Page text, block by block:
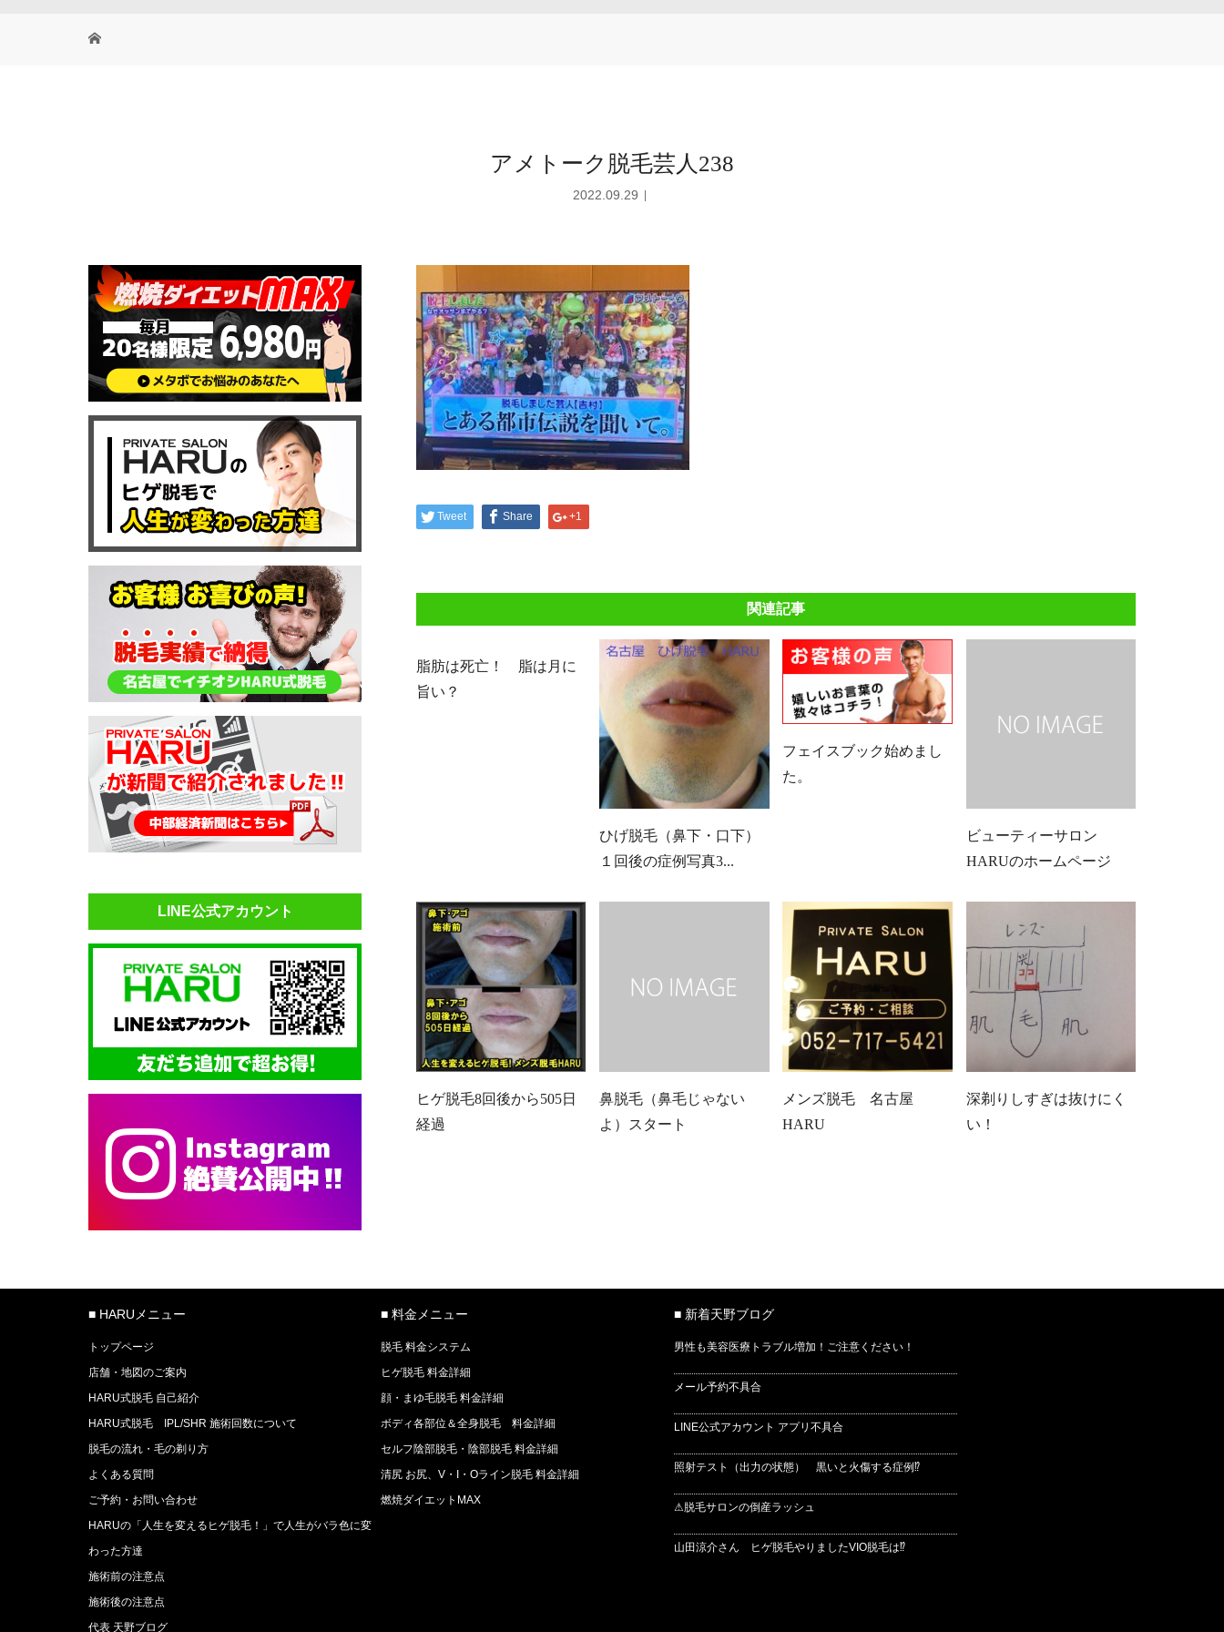
アメトーク脱毛芸人238
2022.09.29
Tweet Share +1
関連記事
脂肪は死亡！ 脂は月に
旨い？
ひげ脱毛（鼻下・口下）
１回後の症例写真3...
フェイスブック始めまし
た。
ビューティーサロン
HARUのホームページ
ヒゲ脱毛8回後から505日
経過
鼻脱毛（鼻毛じゃない
よ）スタート
メンズ脱毛 名古屋
HARU
深剃りしすぎは抜けにく
い！
LINE公式アカウント
■ HARUメニュー
トップページ
店舗・地図のご案内
HARU式脱毛 自己紹介
HARU式脱毛 IPL/SHR 施術回数について
脱毛の流れ・毛の剃り方
よくある質問
ご予約・お問い合わせ
HARUの「人生を変えるヒゲ脱毛！」で人生がバラ色に変
わった方達
施術前の注意点
施術後の注意点
代表 天野ブログ
■ 料金メニュー
脱毛 料金システム
ヒゲ脱毛 料金詳細
顔・まゆ毛脱毛 料金詳細
ボディ各部位＆全身脱毛 料金詳細
セルフ陰部脱毛・陰部脱毛 料金詳細
清尻 お尻、V・I・Oライン脱毛 料金詳細
燃焼ダイエットMAX
■ 新着天野ブログ
男性も美容医療トラブル増加！ご注意ください！
メール予約不具合
LINE公式アカウント アプリ不具合
照射テスト（出力の状態） 黒いと火傷する症例⁉
⚠脱毛サロンの倒産ラッシュ
山田涼介さん ヒゲ脱毛やりましたVIO脱毛は⁉